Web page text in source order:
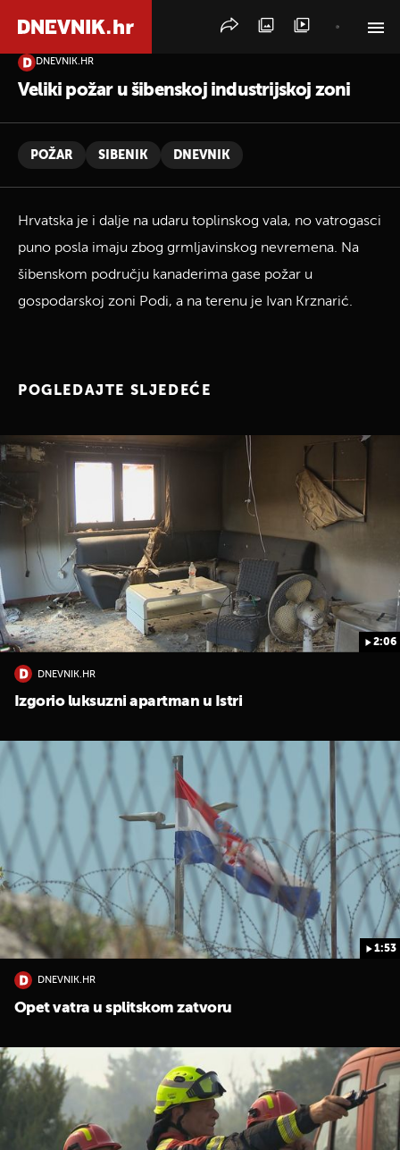
DNEVNIK.HR
Veliki požar u šibenskoj industrijskoj zoni
POŽAR SIBENIK DNEVNIK
Hrvatska je i dalje na udaru toplinskog vala, no vatrogasci
puno posla imaju zbog grmljavinskog nevremena. Na
šibenskom području kanaderima gase požar u
gospodarskoj zoni Podi, a na terenu je Ivan Krznarić.
POGLEDAJTE SLJEDEĆE
2:06
DNEVNIK.HR
Izgorio luksuzni apartman u Istri
1:53
DNEVNIK.HR
Opet vatra u splitskom zatvoru
PRETRAŽITE VIJESTI